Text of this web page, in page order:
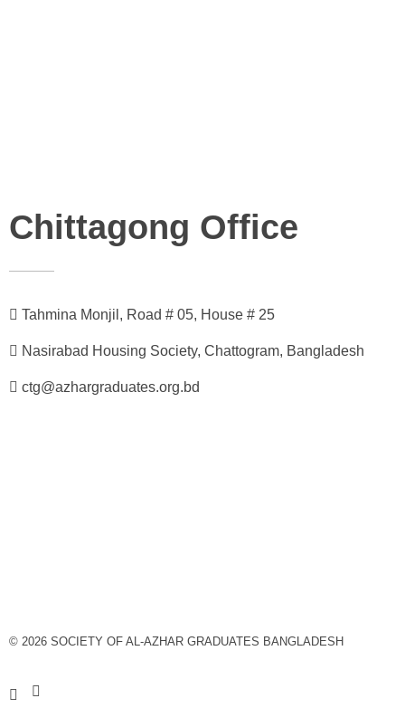
Chittagong Office
Tahmina Monjil, Road # 05, House # 25
Nasirabad Housing Society, Chattogram, Bangladesh
ctg@azhargraduates.org.bd
© 2026 SOCIETY OF AL-AZHAR GRADUATES BANGLADESH